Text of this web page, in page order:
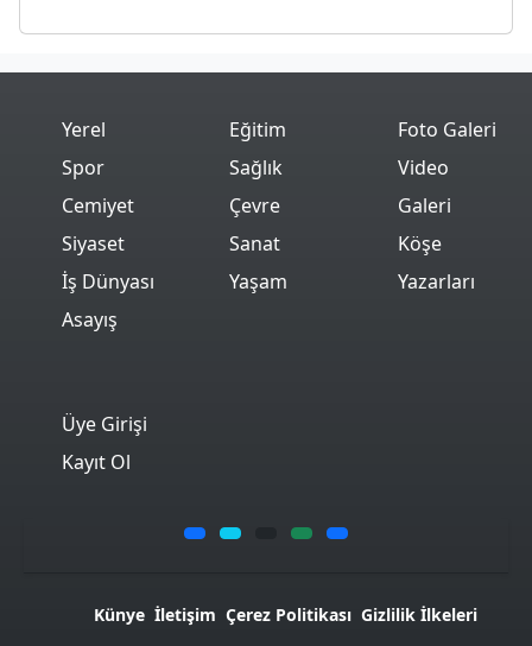
Yerel
Spor
Cemiyet
Siyaset
İş Dünyası
Asayış
Eğitim
Sağlık
Çevre
Sanat
Yaşam
Foto Galeri
Video
Galeri
Köşe
Yazarları
Üye Girişi
Kayıt Ol
Künye İletişim Çerez Politikası Gizlilik İlkeleri